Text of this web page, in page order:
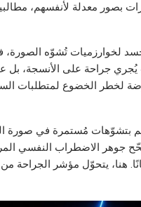
بصور معدلة لأنفسهم،
لخوارزميات تُشوّه الصورة،
يُجري جراحة على الأنسجة،
لخطر الخضوع لمتطلبات
مُستمرة في صورة
جوهر الاضطراب النفسي
هنا، يتحوّل مؤشر الجراحة